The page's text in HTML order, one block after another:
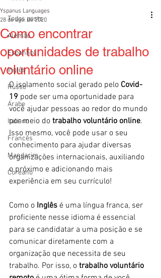
Todos posts
Alemão
Espanhol
Inglês
Russo
Árabe
Italiano
Francês
Mandarim
Coreano
Como encontrar
oportunidades de trabalho
voluntário online
Yspanus Languages
28 de ago. de 2020
O isolamento social gerado pelo Covid-
19 pode ser uma oportunidade para
você ajudar pessoas ao redor do mundo
por meio do trabalho voluntário online.
Isso mesmo, você pode usar o seu
conhecimento para ajudar diversas
organizações internacionais, auxiliando
o próximo e adicionando mais
experiência em seu currículo!
Como o Inglês é uma língua franca, ser
proficiente nesse idioma é essencial
para se candidatar a uma posição e se
comunicar diretamente com a
organização que necessita de seu
trabalho. Por isso, o trabalho voluntário